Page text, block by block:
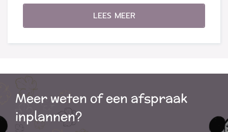
LEES MEER
Meer weten of een afspraak
inplannen?